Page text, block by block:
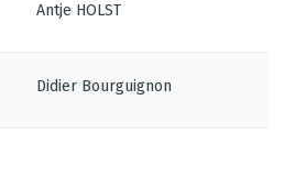
Antje HOLST
Didier Bourguignon